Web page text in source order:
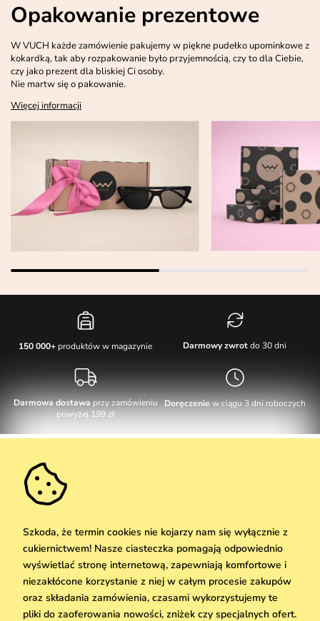
Opakowanie prezentowe
W VUCH każde zamówienie pakujemy w piękne pudełko upominkowe z
kokardką, tak aby rozpakowanie było przyjemnością, czy to dla Ciebie,
czy jako prezent dla bliskiej Ci osoby.
Nie martw się o pakowanie.
Więcej informacji
150 000+ produktów w magazynie Darmowy zwrotdo 30 dni
Darmowa dostawaprzy zamówieniu
powyżej 199 zł
Doręczeniew ciągu 3 dni roboczych
W dni robocze Pn-Pt: 8-17h
info@vuch.pl
+48 17 283 29 55
Informacje o zakupie
Kontakt
Najczęściej zadawane pytania
Materiały i pielęgnacja
Dostawa i płatność
Zwroty i reklamacje
O nas
Kariera
Karta podarunkowa
Hurtownia
Nie możesz zaprzepaścić takiej okazji!
Nowości
Zniżki Okazja
Odbiór
Szkoda, że termin cookies nie kojarzy nam się wyłącznie z
cukiernictwem! Nasze ciasteczka pomagają odpowiednio
wyświetlać stronę internetową, zapewniają komfortowe i
niezakłócone korzystanie z niej w całym procesie zakupów
oraz składania zamówienia, czasami wykorzystujemy te
pliki do zaoferowania nowości, zniżek czy specjalnych ofert.